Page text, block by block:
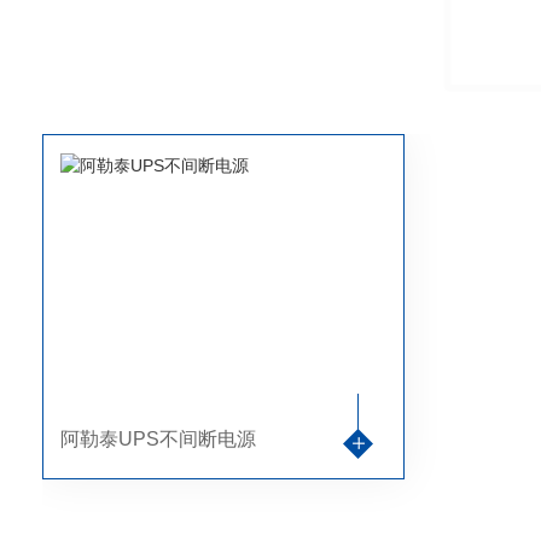
阿勒泰UPS不间断电源